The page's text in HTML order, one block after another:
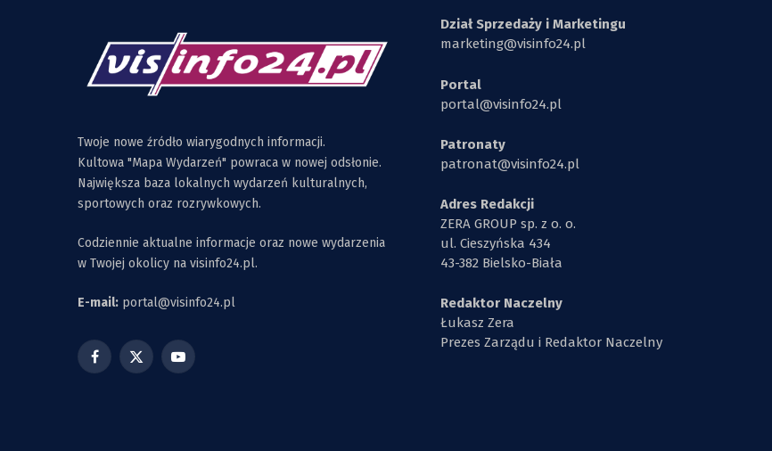
Twoje nowe źródło wiarygodnych informacji.
Kultowa "Mapa Wydarzeń" powraca w nowej odsłonie.
Największa baza lokalnych wydarzeń kulturalnych,
sportowych oraz rozrywkowych.
Codziennie aktualne informacje oraz nowe wydarzenia
w Twojej okolicy na visinfo24.pl.
E-mail: portal@visinfo24.pl
Facebook
X
YouTube
Dział Sprzedaży i Marketingu
marketing@visinfo24.pl
Portal
portal@visinfo24.pl
Patronaty
patronat@visinfo24.pl
Adres Redakcji
ZERA GROUP sp. z o. o.
ul. Cieszyńska 434
43-382 Bielsko-Biała
Redaktor Naczelny
Łukasz Zera
Prezes Zarządu i Redaktor Naczelny